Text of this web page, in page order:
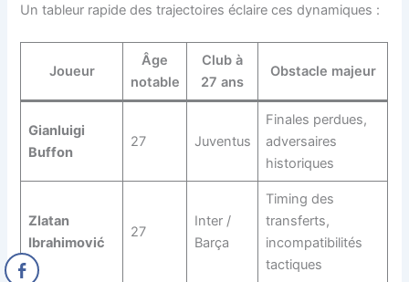
Un tableur rapide des trajectoires éclaire ces dynamiques :
Joueur
Âge
notable
Club à
27 ans
Obstacle majeur
Gianluigi
Buffon
27 Juventus
Finales perdues,
adversaires
historiques
Zlatan
Ibrahimović
27
Inter /
Barça
Timing des
transferts,
incompatibilités
tactiques